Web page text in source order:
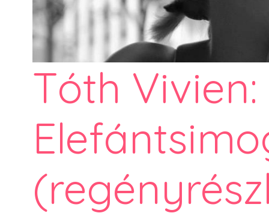
Tóth Vivien: